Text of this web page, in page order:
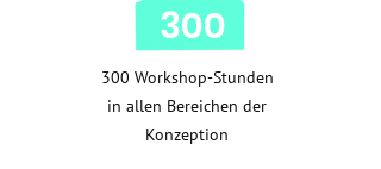
300
300 Workshop-Stunden
in allen Bereichen der
Konzeption